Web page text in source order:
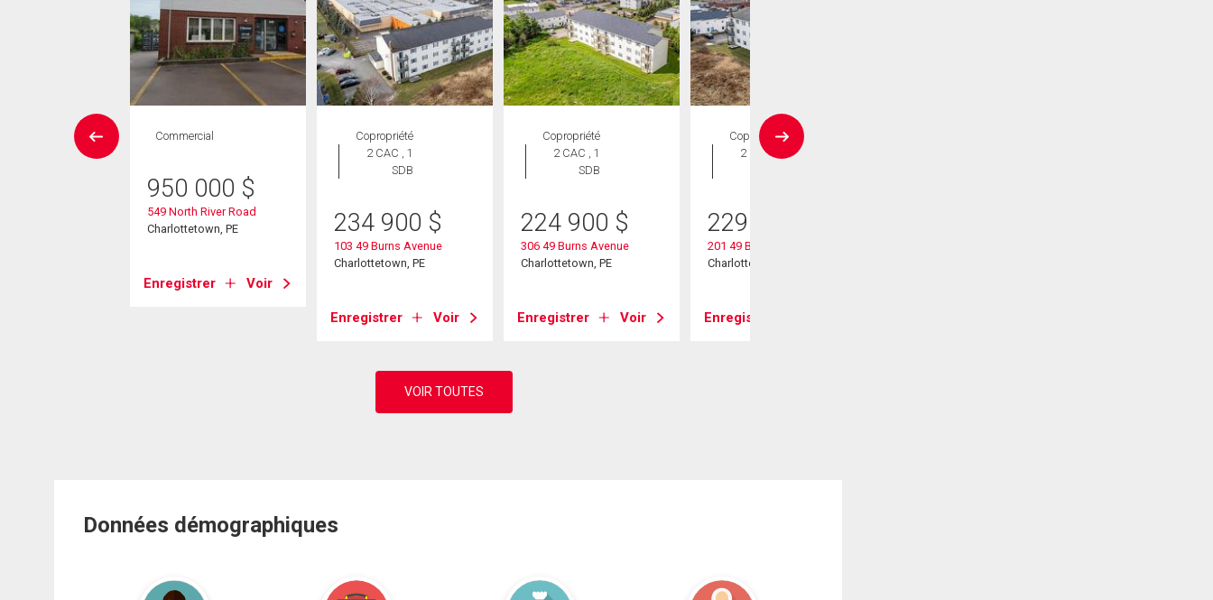
Commercial
950 000 $
549 North River Road
Charlottetown, PE
Enregistrer Voir
Copropriété
2 CAC , 1
SDB
234 900 $
103 49 Burns Avenue
Charlottetown, PE
Enregistrer Voir
Copropriété
2 CAC , 1
SDB
224 900 $
306 49 Burns Avenue
Charlottetown, PE
Enregistrer Voir
Copropriété
2 CAC , 1
229 900
201 49 Burns Avenue
Charlottetown, PE
Enregistrer
Données démographiques